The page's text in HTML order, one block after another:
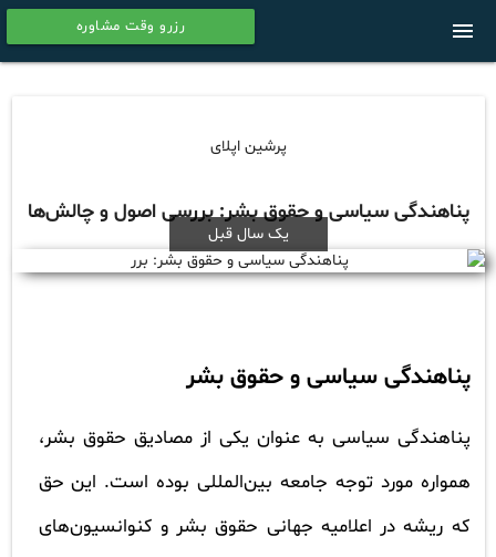
رزرو وقت مشاوره menu
پرشین اپلای
پناهندگی سیاسی و حقوق بشر: بررسی اصول و چالش‌ها
یک سال قبل
پناهندگی سیاسی و حقوق بشر
پناهندگی سیاسی به عنوان یکی از مصادیق حقوق بشر،
همواره مورد توجه جامعه بین‌المللی بوده است. این حق
که ریشه در اعلامیه جهانی حقوق بشر و کنوانسیون‌های